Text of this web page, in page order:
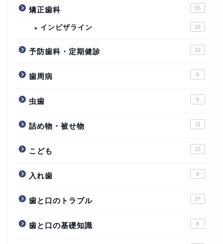
矯正歯科 55
インビザライン 18
予防歯科・定期健診 12
歯周病 8
虫歯 9
詰め物・被せ物 11
こども 15
入れ歯 9
歯と口のトラブル 37
歯と口の基礎知識 8